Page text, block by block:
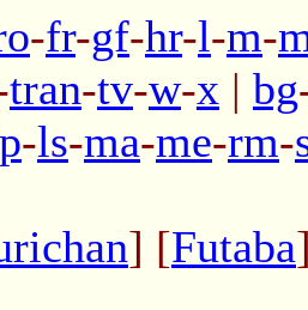
-fr-gf-hr-l-m-
tran-tv-w-x | bg
-ls-ma-me-rm-
] [Futaba